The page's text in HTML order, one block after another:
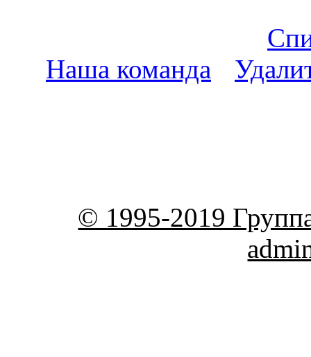
Наша команда
© 1995-2019